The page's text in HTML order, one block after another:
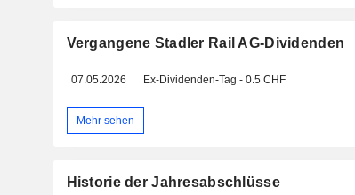
Vergangene Stadler Rail AG-Dividenden
07.05.2026 Ex-Dividenden-Tag - 0.5 CHF
Mehr sehen
Historie der Jahresabschlüsse